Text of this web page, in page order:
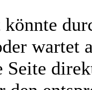
wartet